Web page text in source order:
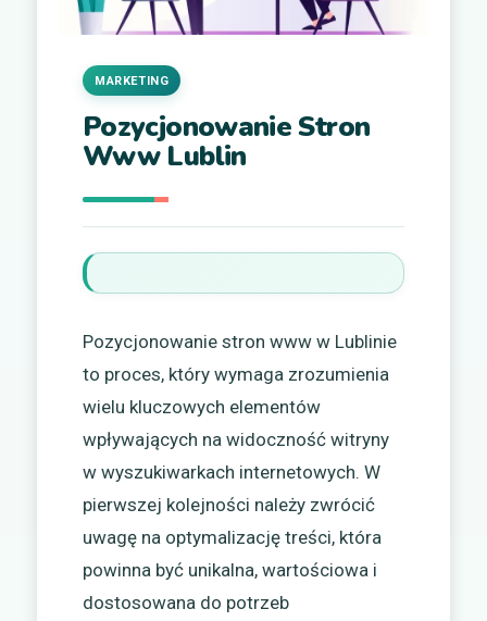
Pozycjonowanie Stron
Www Lublin
MARKETING
Pozycjonowanie stron www w Lublinie
to proces, który wymaga zrozumienia
wielu kluczowych elementów
wpływających na widoczność witryny
w wyszukiwarkach internetowych. W
pierwszej kolejności należy zwrócić
uwagę na optymalizację treści, która
powinna być unikalna, wartościowa i
dostosowana do potrzeb